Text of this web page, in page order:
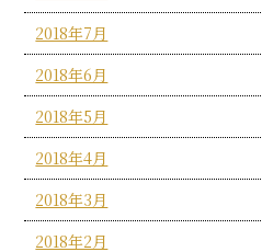
2018年7月
2018年6月
2018年5月
2018年4月
2018年3月
2018年2月